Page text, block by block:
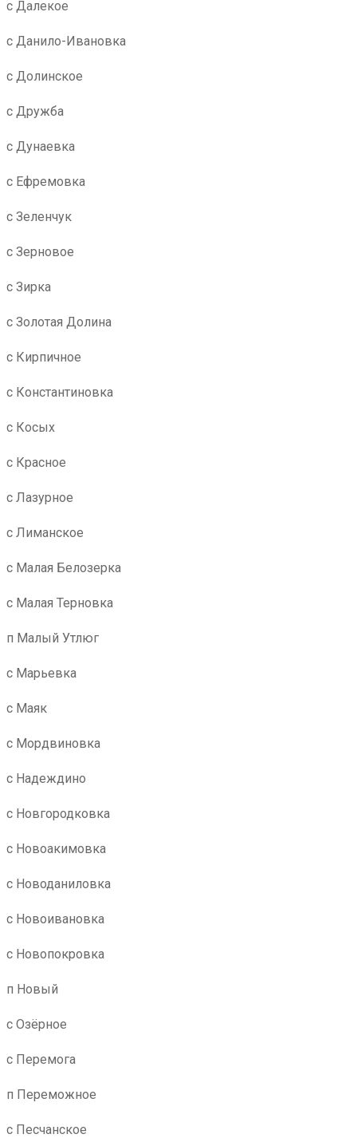
с Далекое
с Данило-Ивановка
с Долинское
с Дружба
с Дунаевка
с Ефремовка
с Зеленчук
с Зерновое
с Зирка
с Золотая Долина
с Кирпичное
с Константиновка
с Косых
с Красное
с Лазурное
с Лиманское
с Малая Белозерка
с Малая Терновка
п Малый Утлюг
с Марьевка
с Маяк
с Мордвиновка
с Надеждино
с Новгородковка
с Новоакимовка
с Новоданиловка
с Новоивановка
с Новопокровка
п Новый
с Озёрное
с Перемога
п Переможное
с Песчанское